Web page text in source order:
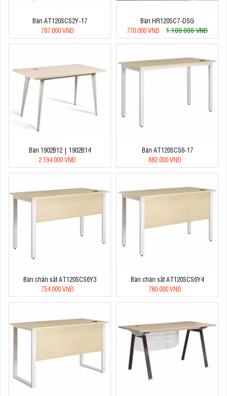
Bàn AT120SCS2Y-17
787.000 VNĐ
Bàn HR120SC7-DSG
770.000 VNĐ
1.100.000 VNĐ
Bàn 1902B12 | 1902B14
2.194.000 VNĐ
Bàn AT120SCS6-17
682.000 VNĐ
Bàn chân sắt AT120SCS6Y3
754.000 VNĐ
Bàn chân sắt AT120SCS6Y4
780.000 VNĐ